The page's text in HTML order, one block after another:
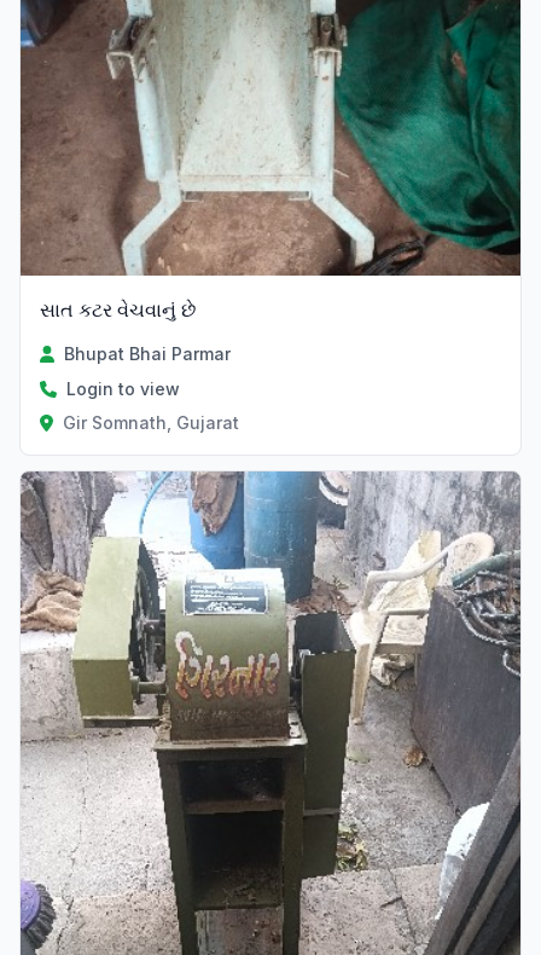
સાત કટર વેચવાનું છે
Bhupat Bhai Parmar
Login to view
Gir Somnath, Gujarat